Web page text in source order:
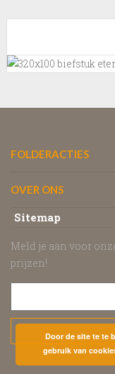
FOLDERACTIES
OVER ONS
Sitemap
Meld je aan voor
prijzen!
Door de site te te
gebruik van